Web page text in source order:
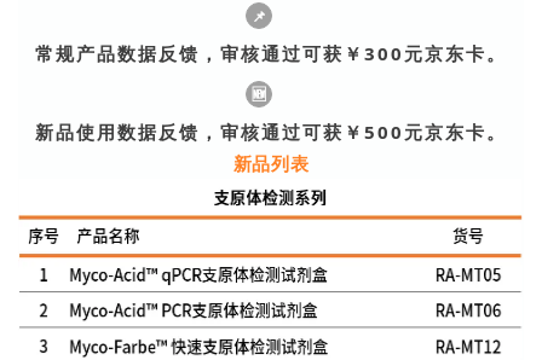
📌
常规产品数据反馈 ，审核通过可获￥ 300元京东卡。
🆕
新品使用数据反馈 ，审核通过可获￥ 500元京东卡。
新品列表